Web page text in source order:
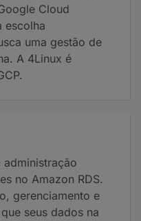
Cloud
escolha
uma gestão de
A 4Linux é
no Amazon RDS.
gerenciamento e
seus dados na